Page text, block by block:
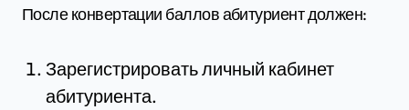
После конвертации баллов абитуриент должен:
Зарегистрировать личный кабинет
абитуриента.